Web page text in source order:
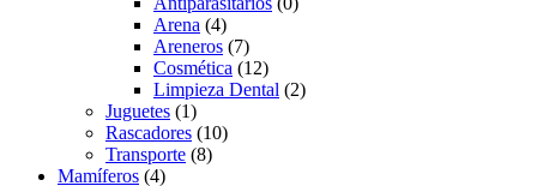
Arena (4)
Areneros (7)
Cosmética (12)
Limpieza Dental (2)
Juguetes (1)
Rascadores (10)
Transporte (8)
Mamíferos (4)